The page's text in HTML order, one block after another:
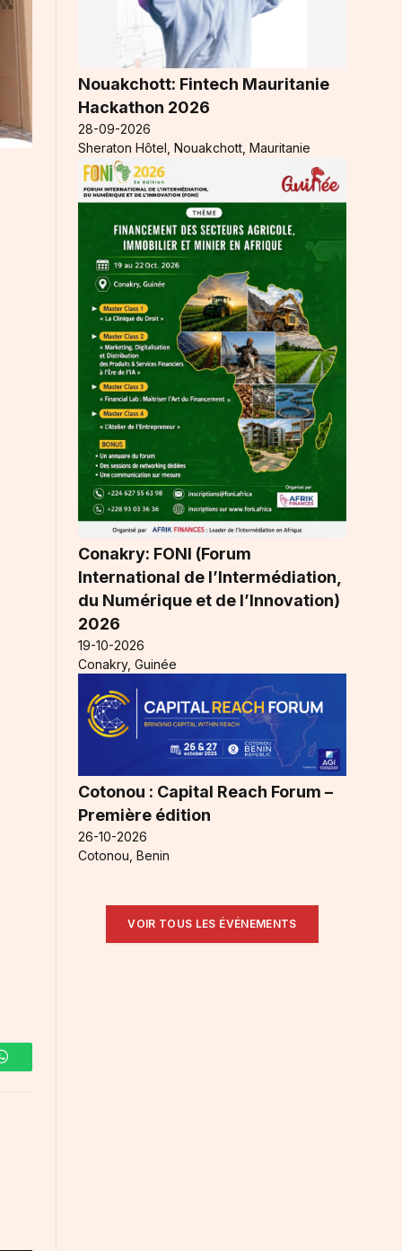
WhatsApp
Nouakchott: Fintech Mauritanie
Hackathon 2026
28-09-2026
Sheraton Hôtel, Nouakchott, Mauritanie
Conakry: FONI (Forum
International de l’Intermédiation,
du Numérique et de l’Innovation)
2026
19-10-2026
Conakry, Guinée
Cotonou : Capital Reach Forum –
Première édition
26-10-2026
Cotonou, Benin
VOIR TOUS LES ÉVÉNEMENTS